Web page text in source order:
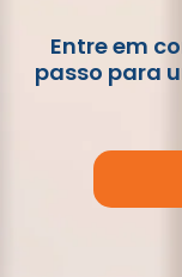
Entre em
passo para